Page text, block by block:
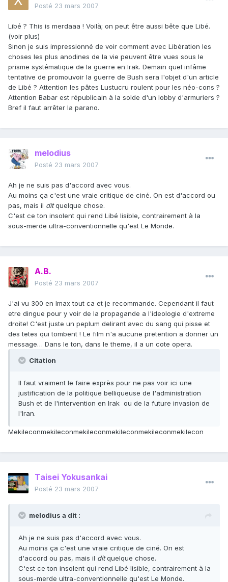
Posté 23 mars 2007
Libé ? This is merdaaa ! Voilà; on peut être aussi bête que Libé.
(voir plus)
Sinon je suis impressionné de voir comment avec Libération les
choses les plus anodines de la vie peuvent être vues sous le
prisme systématique de la guerre en Irak. Demain quel infâme
tentative de promouvoir la guerre de Bush sera l'objet d'un article
de Libé ? Attention les pâtes Lustucru roulent pour les néo-cons ?
Attention Babar est républicain à la solde d'un lobby d'armuriers ?
Bref il faut arrêter la parano.
melodius
Posté 23 mars 2007
Ah je ne suis pas d'accord avec vous.
Au moins ça c'est une vraie critique de ciné. On est d'accord ou
pas, mais il ditquelque chose.
C'est ce ton insolent qui rend Libé lisible, contrairement à la
sous-merde ultra-conventionnelle qu'est Le Monde.
A.B.
Posté 23 mars 2007
J'ai vu 300 en Imax tout ca et je recommande. Cependant il faut
etre dingue pour y voir de la propagande a l'ideologie d'extreme
droite! C'est juste un peplum delirant avec du sang qui pisse et
des tetes qui tombent ! Le film n'a aucune pretention a donner un
message… Dans le ton, dans le theme, il a un cote opera.
Citation
Il faut vraiment le faire exprès pour ne pas voir ici une
justification de la politique belliqueuse de l'administration
Bush et de l'intervention en Irak ­ ou de la future invasion de
l'Iran.
Mekileconmekileconmekileconmekileconmekileconmekilecon
Taisei Yokusankai
Posté 23 mars 2007
melodius a dit :
Ah je ne suis pas d'accord avec vous.
Au moins ça c'est une vraie critique de ciné. On est
d'accord ou pas, mais il ditquelque chose.
C'est ce ton insolent qui rend Libé lisible, contrairement à la
sous-merde ultra-conventionnelle qu'est Le Monde.